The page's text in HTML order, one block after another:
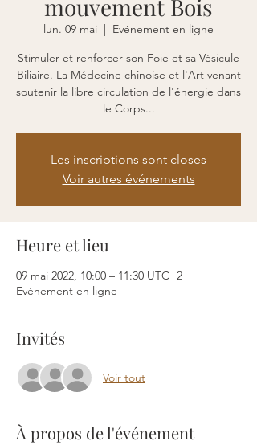
mouvement Bois
lun. 09 mai
  |
Evénement en ligne
Stimuler et renforcer son Foie et sa Vésicule
Biliaire. La Médecine chinoise et l'Art venant
soutenir la libre circulation de l'énergie dans
le Corps...
Les inscriptions sont closes
Voir autres événements
Heure et lieu
09 mai 2022, 10:00 – 11:30 UTC+2
Evénement en ligne
Invités
Voir tout
À propos de l'événement